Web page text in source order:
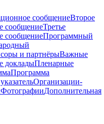
сообщениеВторое
сообщениеТретье
сообщениеПрограммный
и партнёрыВажные
докладыПленарные
Программа
Организации-
ФотографииДополнительная